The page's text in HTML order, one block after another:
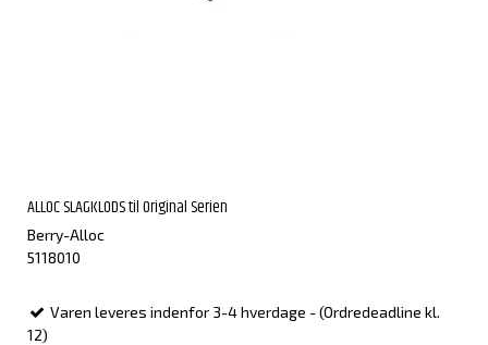
ALLOC SLAGKLODS til Original Serien
Berry-Alloc
5118010
Varen leveres indenfor 3-4 hverdage - (Ordredeadline kl.
12)